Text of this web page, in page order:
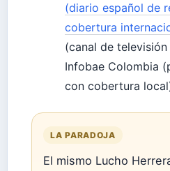
(diario español de
cobertura
(canal de
Infobae Colombia
con cobertura
LA PARADOJA
El mismo Lucho